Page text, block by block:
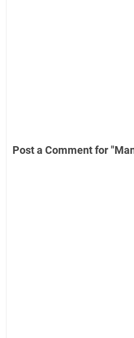
Post a Comment for